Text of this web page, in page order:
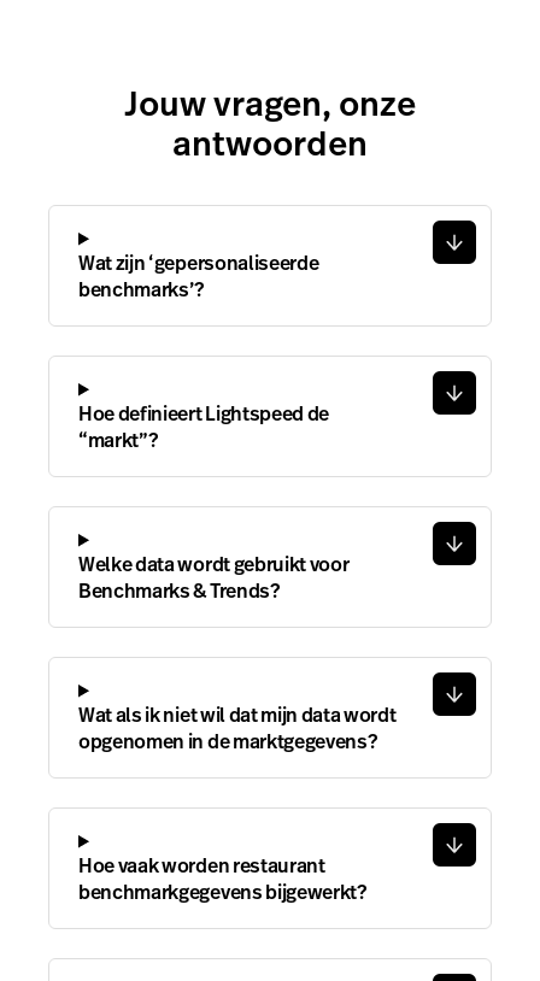
Jouw vragen, onze
antwoorden
Wat zijn ‘gepersonaliseerde
benchmarks’?
Hoe definieert Lightspeed de
“markt”?
Welke data wordt gebruikt voor
Benchmarks & Trends?
Wat als ik niet wil dat mijn data wordt
opgenomen in de marktgegevens?
Hoe vaak worden restaurant
benchmarkgegevens bijgewerkt?